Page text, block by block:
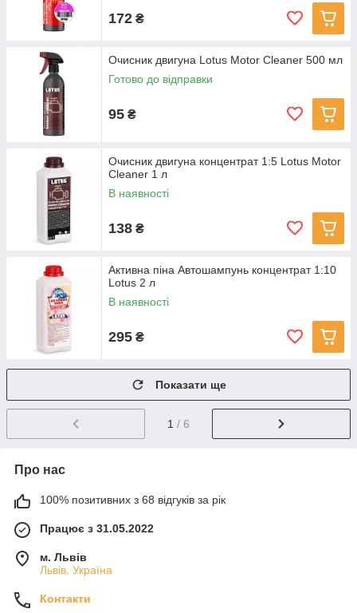
172 ₴
Очисник двигуна Lotus Motor Cleaner 500 мл
Готово до відправки
95 ₴
Очисник двигуна концентрат 1:5 Lotus Motor
Cleaner 1 л
В наявності
138 ₴
Активна піна Автошампунь концентрат 1:10
Lotus 2 л
В наявності
295 ₴
Показати ще
1 / 6
Про нас
100% позитивних з 68 відгуків за рік
Працює з 31.05.2022
м. Львів
Львів, Україна
Контакти